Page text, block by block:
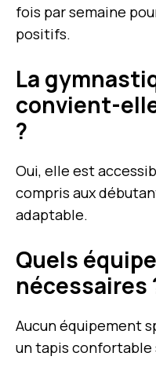
fois par semaine
positifs.
La
convient-
?
Oui, elle est
compris aux
adaptable.
Quels
nécessaires
Aucun équipement
un tapis